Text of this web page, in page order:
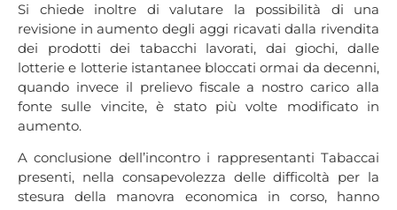
Si chiede inoltre di valutare la possibilità di una
revisione in aumento degli aggi ricavati dalla rivendita
dei prodotti dei tabacchi lavorati, dai giochi, dalle
lotterie e lotterie istantanee bloccati ormai da decenni,
quando invece il prelievo fiscale a nostro carico alla
fonte sulle vincite, è stato più volte modificato in
aumento.
A conclusione dell’incontro i rappresentanti Tabaccai
presenti, nella consapevolezza delle difficoltà per la
stesura della manovra economica in corso, hanno